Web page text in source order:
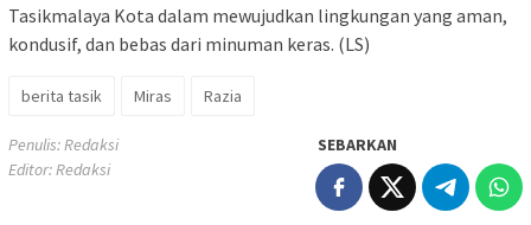
Tasikmalaya Kota dalam mewujudkan lingkungan yang aman,
kondusif, dan bebas dari minuman keras. (LS)
berita tasik Miras Razia
Penulis: Redaksi
Editor: Redaksi
SEBARKAN